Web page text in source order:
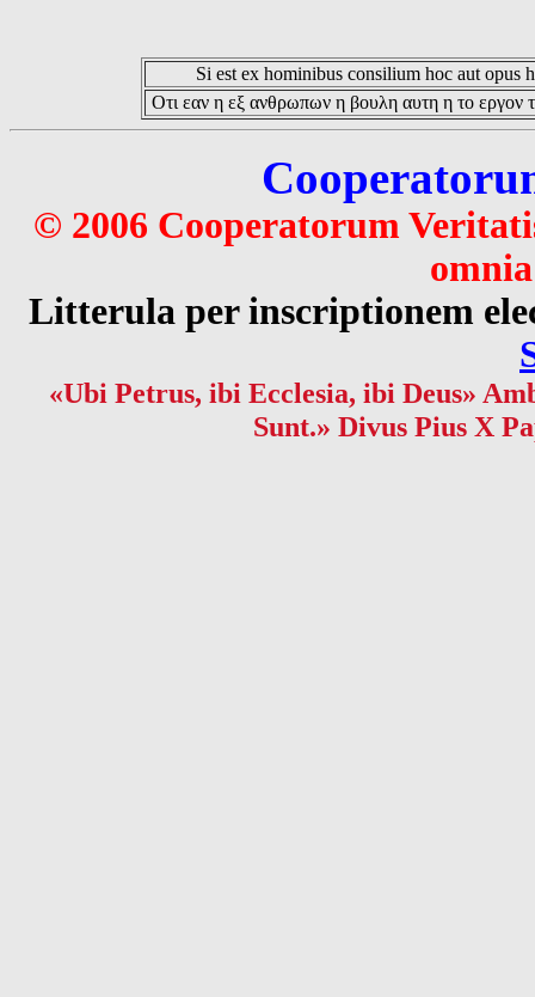
Si est ex hominibus consilium hoc aut opus
Οτι εαν η εξ ανθρωπων η βουλη αυτη η το εργον
© 2006 Cooperatorum
Litterula per inscriptionem
«Ubi Petrus, ibi Ecclesia, ibi Deus»
Sunt.» Divus Pius X